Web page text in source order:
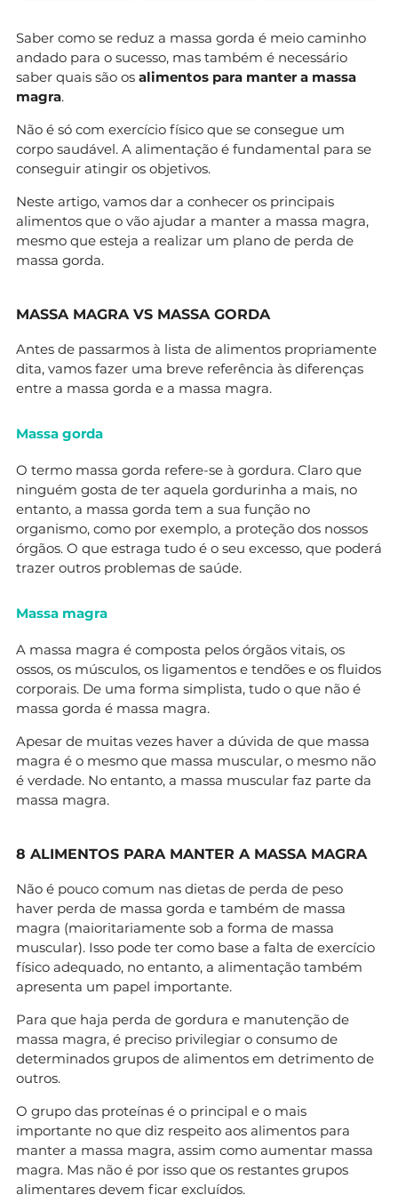
Saber como se reduz a massa gorda é meio caminho
andado para o sucesso, mas também é necessário
saber quais são os alimentos para manter a massa
magra.
Não é só com exercício físico que se consegue um
corpo saudável. A alimentação é fundamental para se
conseguir atingir os objetivos.
Neste artigo, vamos dar a conhecer os principais
alimentos que o vão ajudar a manter a massa magra,
mesmo que esteja a realizar um plano de perda de
massa gorda.
MASSA MAGRA VS MASSA GORDA
Antes de passarmos à lista de alimentos propriamente
dita, vamos fazer uma breve referência às diferenças
entre a massa gorda e a massa magra.
Massa gorda
O termo massa gorda refere-se à gordura. Claro que
ninguém gosta de ter aquela gordurinha a mais, no
entanto, a massa gorda tem a sua função no
organismo, como por exemplo, a proteção dos nossos
órgãos. O que estraga tudo é o seu excesso, que poderá
trazer outros problemas de saúde.
Massa magra
A massa magra é composta pelos órgãos vitais, os
ossos, os músculos, os ligamentos e tendões e os fluidos
corporais. De uma forma simplista, tudo o que não é
massa gorda é massa magra.
Apesar de muitas vezes haver a dúvida de que massa
magra é o mesmo que massa muscular, o mesmo não
é verdade. No entanto, a massa muscular faz parte da
massa magra.
8 ALIMENTOS PARA MANTER A MASSA MAGRA
Não é pouco comum nas dietas de perda de peso
haver perda de massa gorda e também de massa
magra (maioritariamente sob a forma de massa
muscular). Isso pode ter como base a falta de exercício
físico adequado, no entanto, a alimentação também
apresenta um papel importante.
Para que haja perda de gordura e manutenção de
massa magra, é preciso privilegiar o consumo de
determinados grupos de alimentos em detrimento de
outros.
O grupo das proteínas é o principal e o mais
importante no que diz respeito aos alimentos para
manter a massa magra, assim como aumentar massa
magra. Mas não é por isso que os restantes grupos
alimentares devem ficar excluídos.